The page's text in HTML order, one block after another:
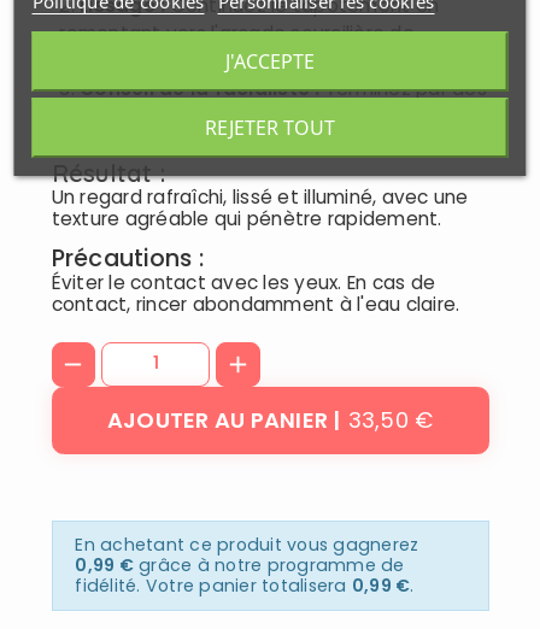
Lissage :Continuez le tapotement en
remontant vers l'arcade sourcilière de
l’intérieur vers l’extérieur.
Conseil de la facialiste :Terminez par des
mouvements de lissage liftants ou drainants
en tapotant la peau.
Résultat :
Un regard rafraîchi, lissé et illuminé, avec une
texture agréable qui pénètre rapidement.
Précautions :
Éviter le contact avec les yeux. En cas de
contact, rincer abondamment à l'eau claire.
33,50 €
AJOUTER AU PANIER
En achetant ce produit vous gagnerez
0,99 €grâce à notre programme de
fidélité. Votre panier totalisera 0,99 €.
REJETER TOUT
J'ACCEPTE